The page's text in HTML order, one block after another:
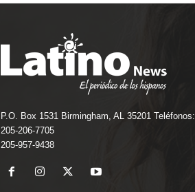
P.O. Box 1531 Birmingham, AL 35201 Teléfonos:
205-206-7705
205-957-9438